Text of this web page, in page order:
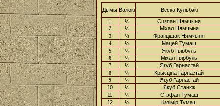
Дымы Валокі
Вёска Кульбакі
1
½
Сцяпан Нямчыня
2
½
Міхал Нямчыня
3
½
Францішак Нямчыня
4
¼
Мацей Тумаш
5
¼
Якуб Гвірбуль
6
¼
Міхал Гвірбуль
7
½
Якуб Гарнастай
8
¼
Крысціна Гарнастай
9
¼
Якуб Гарнастай
10
½
Якуб Станюк
11
¼
Стэфан Тумаш
12
¼
Казімір Тумаш